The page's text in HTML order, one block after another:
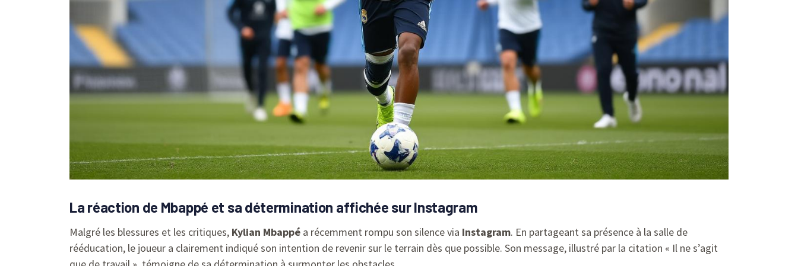
La réaction de Mbappé et sa détermination affichée sur Instagram
Malgré les blessures et les critiques, Kylian Mbappé a récemment rompu son silence via Instagram. En partageant sa présence à la salle de
rééducation, le joueur a clairement indiqué son intention de revenir sur le terrain dès que possible. Son message, illustré par la citation « Il ne s’agit